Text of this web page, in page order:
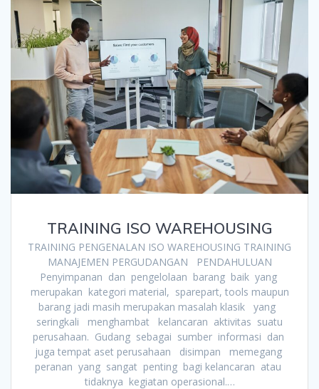
TRAINING ISO WAREHOUSING
TRAINING PENGENALAN ISO WAREHOUSING TRAINING
MANAJEMEN PERGUDANGAN PENDAHULUAN
Penyimpanan dan pengelolaan barang baik yang
merupakan kategori material, sparepart, tools maupun
barang jadi masih merupakan masalah klasik yang
seringkali menghambat kelancaran aktivitas suatu
perusahaan. Gudang sebagai sumber informasi dan
juga tempat aset perusahaan disimpan memegang
peranan yang sangat penting bagi kelancaran atau
tidaknya kegiatan operasional.…